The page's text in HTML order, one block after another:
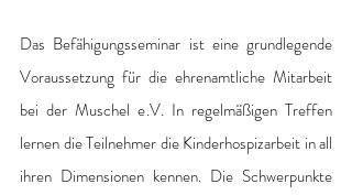
Das Befähigungsseminar ist eine grundlegende
Voraussetzung für die ehrenamtliche Mitarbeit
bei der Muschel e.V. In regelmäßigen Treffen
lernen die Teilnehmer die Kinderhospizarbeit in all
ihren Dimensionen kennen. Die Schwerpunkte